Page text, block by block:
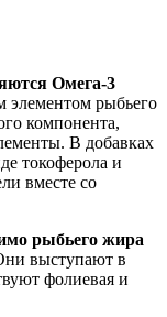
Омега-3
элементом рыбьего
компонента,
В добавках
токоферола и
вместе со
рыбьего жира
выступают в
фолиевая и